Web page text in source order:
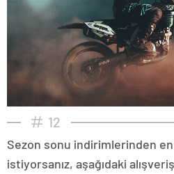
12
Sezon sonu indirimlerinden
istiyorsanız, aşağıdaki